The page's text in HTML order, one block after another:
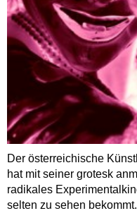
Der österreichische
hat mit seiner grotesk
radikales
selten zu sehen bekommt.